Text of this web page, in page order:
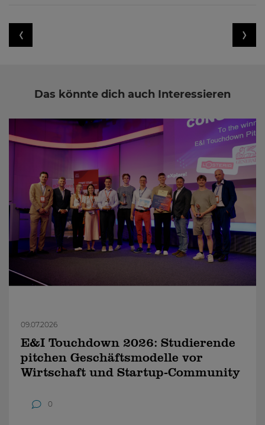
Das könnte dich auch Interessieren
09.07.2026
E&I Touchdown 2026: Studierende
pitchen Geschäftsmodelle vor
Wirtschaft und Startup-Community
0